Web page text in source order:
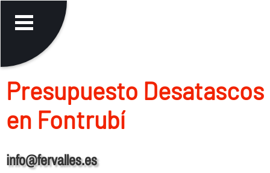
Presupuesto Desatascos
en Fontrubí
info@fervalles.es